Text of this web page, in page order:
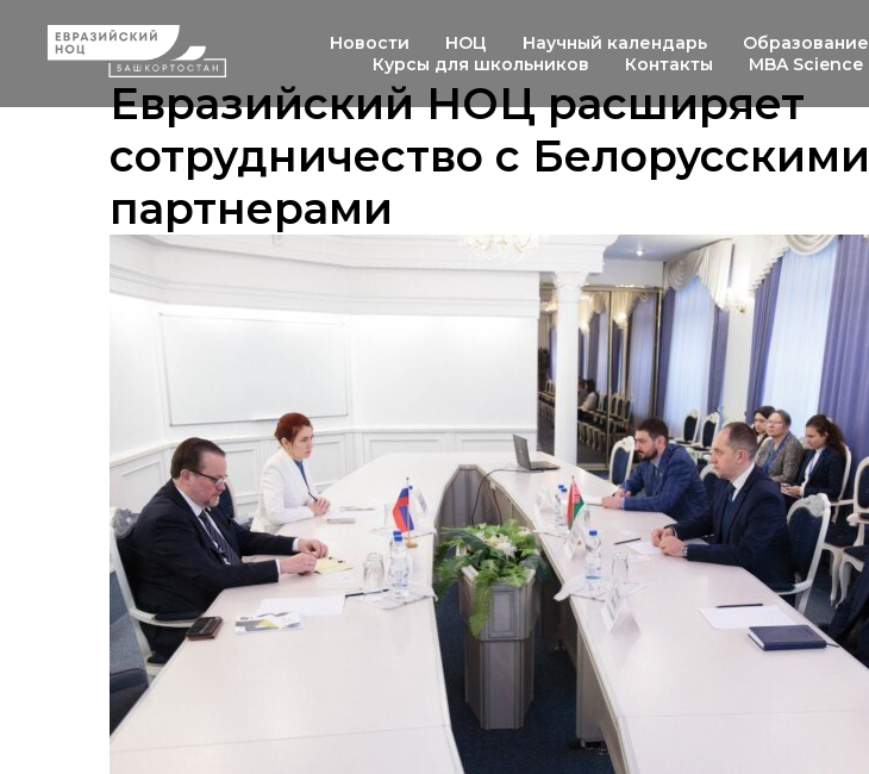
Новости НОЦ Научный календарь
Образование
Курсы для школьников
Контакты MBA Science
Евразийский НОЦ расширяет
сотрудничество с Белорусскими
партнерами